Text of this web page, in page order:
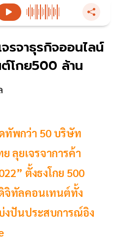
รจาธุรกิจออนไลน์
โกย500 ล้าน
ทัพกว่า 50 บริษัท
ลุยเจรจาการค้า
ตั้งธงโกย 500
จิทัลคอนเทนต์ทั้ง
งปันประสบการณ์อิง